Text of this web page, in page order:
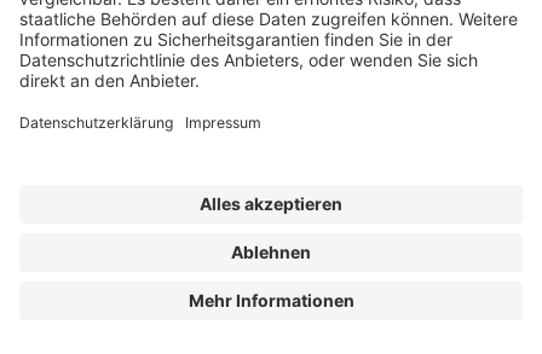
Das könnte Ihnen auch gefallen
HANGGÄRTEN: